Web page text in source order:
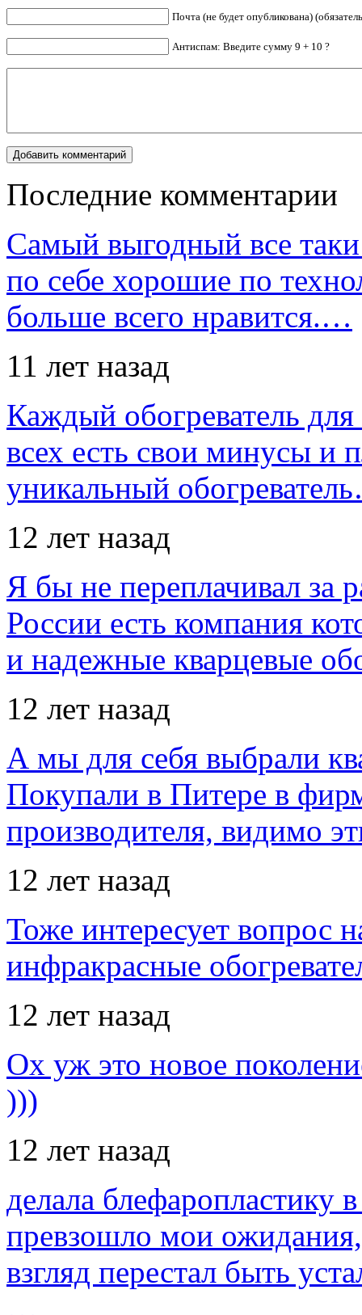
Почта (не будет опубликована)
Антиспам: Введите сумму 9 + 10 ?
Последние комментарии
Самый выгодный все таки
по себе хорошие по
больше всего нравится.…
11 лет назад
Каждый обогреватель
всех есть свои минусы и
уникальный
12 лет назад
Я бы не переплачивал за
России есть компания
и надежные кварцевые
12 лет назад
А мы для себя выбрали
Покупали в Питере в
производителя, видимо
12 лет назад
Тоже интересует вопрос
инфракрасные
12 лет назад
Ох уж это новое
)))
12 лет назад
делала блефаропластику
превзошло мои
взгляд перестал быть
…